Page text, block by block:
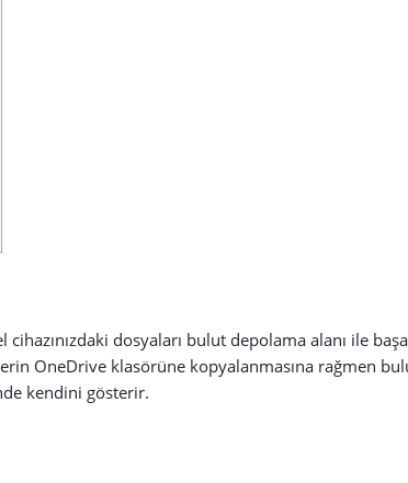
dosyaları bulut depolama alanı ile
OneDrive klasörüne kopyalanmasına rağmen
kendini gösterir.